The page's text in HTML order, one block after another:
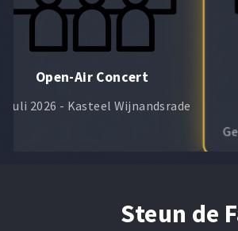
Open-Air Concert
10 juli 2026 - Kasteel Wijnandsrade
Steun de